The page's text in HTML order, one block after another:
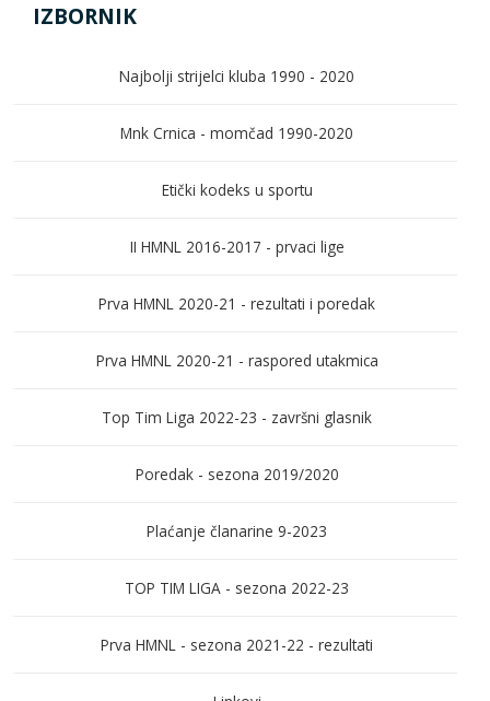
IZBORNIK
Najbolji strijelci kluba 1990 - 2020
Mnk Crnica - momčad 1990-2020
Etički kodeks u sportu
II HMNL 2016-2017 - prvaci lige
Prva HMNL 2020-21 - rezultati i poredak
Prva HMNL 2020-21 - raspored utakmica
Top Tim Liga 2022-23 - završni glasnik
Poredak - sezona 2019/2020
Plaćanje članarine 9-2023
TOP TIM LIGA - sezona 2022-23
Prva HMNL - sezona 2021-22 - rezultati